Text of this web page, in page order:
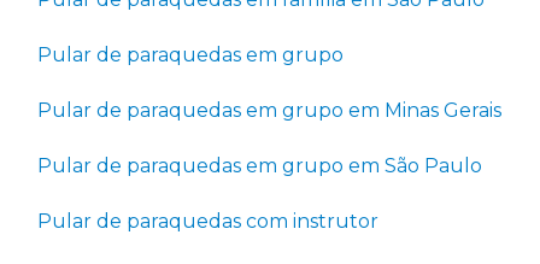
Pular de paraquedas em grupo
Pular de paraquedas em grupo em Minas Gerais
Pular de paraquedas em grupo em São Paulo
Pular de paraquedas com instrutor